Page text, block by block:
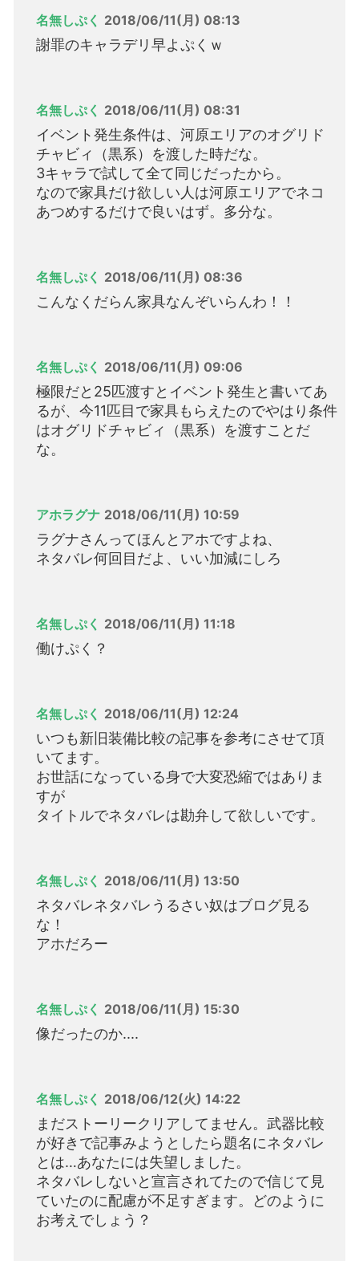
名無しぷく 2018/06/11(月) 08:13
謝罪のキャラデリ早よぷくｗ
名無しぷく 2018/06/11(月) 08:31
イベント発生条件は、河原エリアのオグリド
チャビィ（黒系）を渡した時だな。
3キャラで試して全て同じだったから。
なので家具だけ欲しい人は河原エリアでネコ
あつめするだけで良いはず。多分な。
名無しぷく 2018/06/11(月) 08:36
こんなくだらん家具なんぞいらんわ！！
名無しぷく 2018/06/11(月) 09:06
極限だと25匹渡すとイベント発生と書いてあ
るが、今11匹目で家具もらえたのでやはり条件
はオグリドチャビィ（黒系）を渡すことだ
な。
アホラグナ 2018/06/11(月) 10:59
ラグナさんってほんとアホですよね、
ネタバレ何回目だよ、いい加減にしろ
名無しぷく 2018/06/11(月) 11:18
働けぷく？
名無しぷく 2018/06/11(月) 12:24
いつも新旧装備比較の記事を参考にさせて頂
いてます。
お世話になっている身で大変恐縮ではありま
すが
タイトルでネタバレは勘弁して欲しいです。
名無しぷく 2018/06/11(月) 13:50
ネタバレネタバレうるさい奴はブログ見る
な！
アホだろー
名無しぷく 2018/06/11(月) 15:30
像だったのか....
名無しぷく 2018/06/12(火) 14:22
まだストーリークリアしてません。武器比較
が好きで記事みようとしたら題名にネタバレ
とは…あなたには失望しました。
ネタバレしないと宣言されてたので信じて見
ていたのに配慮が不足すぎます。どのように
お考えでしょう？